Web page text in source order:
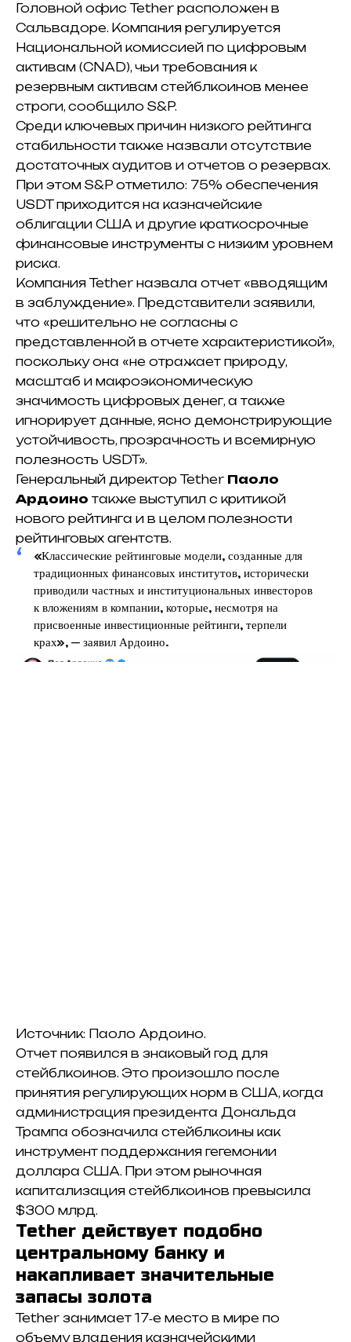
Головной офис Tether расположен в
Сальвадоре. Компания регулируется
Национальной комиссией по цифровым
активам (CNAD), чьи требования к
резервным активам стейблкоинов менее
строги, сообщило S&P.
Среди ключевых причин низкого рейтинга
стабильности также назвали отсутствие
достаточных аудитов и отчетов о резервах.
При этом S&P отметило: 75% обеспечения
USDT приходится на казначейские
облигации США и другие краткосрочные
финансовые инструменты с низким уровнем
риска.
Компания Tether назвала отчет «вводящим
в заблуждение». Представители заявили,
что «решительно не согласны с
представленной в отчете характеристикой»,
поскольку она «не отражает природу,
масштаб и макроэкономическую
значимость цифровых денег, а также
игнорирует данные, ясно демонстрирующие
устойчивость, прозрачность и всемирную
полезность USDT».
Генеральный директор Tether Паоло
Ардоино также выступил с критикой
нового рейтинга и в целом полезности
рейтинговых агентств.
«Классические рейтинговые модели, созданные для
традиционных финансовых институтов, исторически
приводили частных и институциональных инвесторов
к вложениям в компании, которые, несмотря на
присвоенные инвестиционные рейтинги, терпели
крах», — заявил Ардоино.
Источник: Паоло Ардоино.
Отчет появился в знаковый год для
стейблкоинов. Это произошло после
принятия регулирующих норм в США, когда
администрация президента Дональда
Трампа обозначила стейблкоины как
инструмент поддержания гегемонии
доллара США. При этом рыночная
капитализация стейблкоинов превысила
$300 млрд.
Tether действует подобно
центральному банку и
накапливает значительные
запасы золота
Tether занимает 17‑е место в мире по
объему владения казначейскими